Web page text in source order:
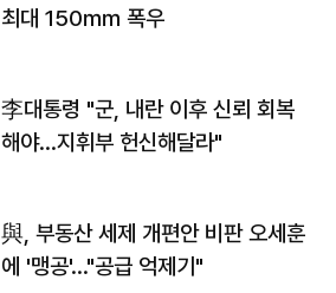
최대 150㎜ 폭우
李대통령 "군, 내란 이후 신뢰 회복
해야…지휘부 헌신해달라"
與, 부동산 세제 개편안 비판 오세훈
에 '맹공'…"공급 억제기"